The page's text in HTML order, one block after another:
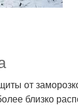
от
близко